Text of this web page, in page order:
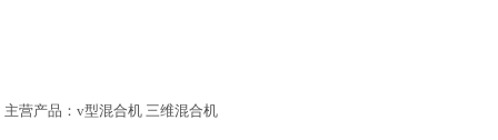
主营产品：v型混合机 三维混合机